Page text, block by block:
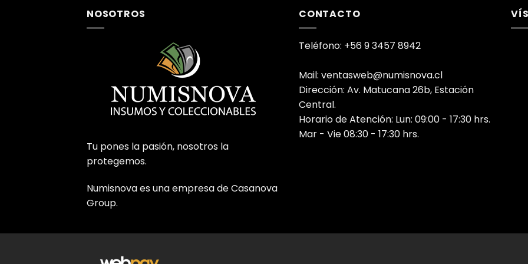
NOSOTROS
Tu pones la pasión, nosotros la
protegemos.
Numisnova es una empresa de Casanova
Group.
CONTACTO
Teléfono: +56 9 3457 8942
Mail: ventasweb@numisnova.cl
Dirección: Av. Matucana 26b, Estación
Central.
Horario de Atención: Lun: 09:00 - 17:30 hrs.
Mar - Vie 08:30 - 17:30 hrs.